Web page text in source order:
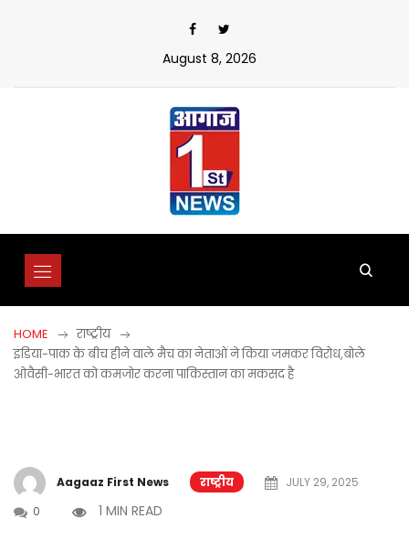
August 8, 2026
HOME
राष्ट्रीय
इंडिया-पाक के बीच हीने वाले मैच का नेताओं ने किया जमकर विरोध,बोले
ओवैसी-भारत को कमजोर करना पाकिस्तान का मकसद है
Aagaaz First News राष्ट्रीय
JULY 29, 2025
0
1 MIN READ